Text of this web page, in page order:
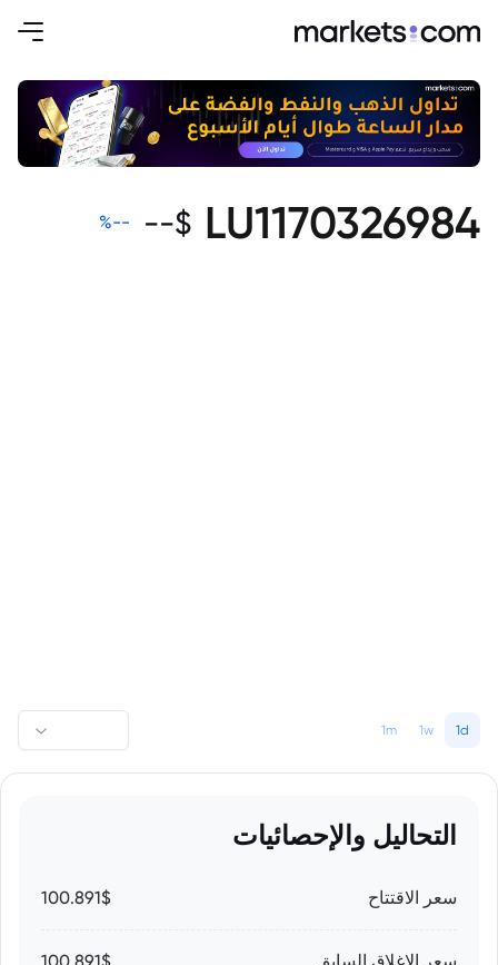
LU1170326984
$
--
--
%
1d
1w
1m
التحاليل والإحصائيات
سعر الاقتتاح 100.891$